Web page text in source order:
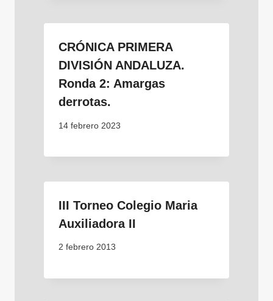
CRÓNICA PRIMERA
DIVISIÓN ANDALUZA.
Ronda 2: Amargas
derrotas.
14 febrero 2023
III Torneo Colegio Maria
Auxiliadora II
2 febrero 2013